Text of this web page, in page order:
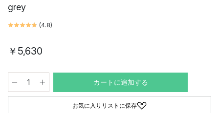
grey
(4.8)
￥5,630
カートに追加する
お気に入りリストに保存